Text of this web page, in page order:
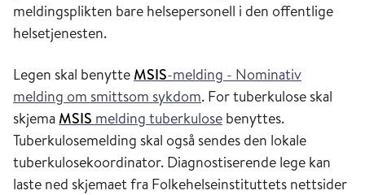
meldingsplikten bare helsepersonell i den offentlige
helsetjenesten.
Legen skal benytte MSIS-melding - Nominativ
melding om smittsom sykdom. For tuberkulose skal
skjema MSIS melding tuberkulose benyttes.
Tuberkulosemelding skal også sendes den lokale
tuberkulosekoordinator. Diagnostiserende lege kan
laste ned skjemaet fra Folkehelseinstituttets nettsider